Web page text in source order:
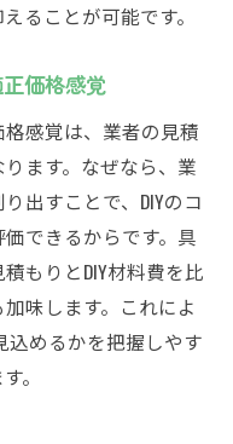
ることが可能です。
価格感覚
感覚は、業者の見積
ます。なぜなら、業
出すことで、DIYのコ
できるからです。具
もりとDIY材料費を比
味します。これによ
込めるかを把握しやす
。